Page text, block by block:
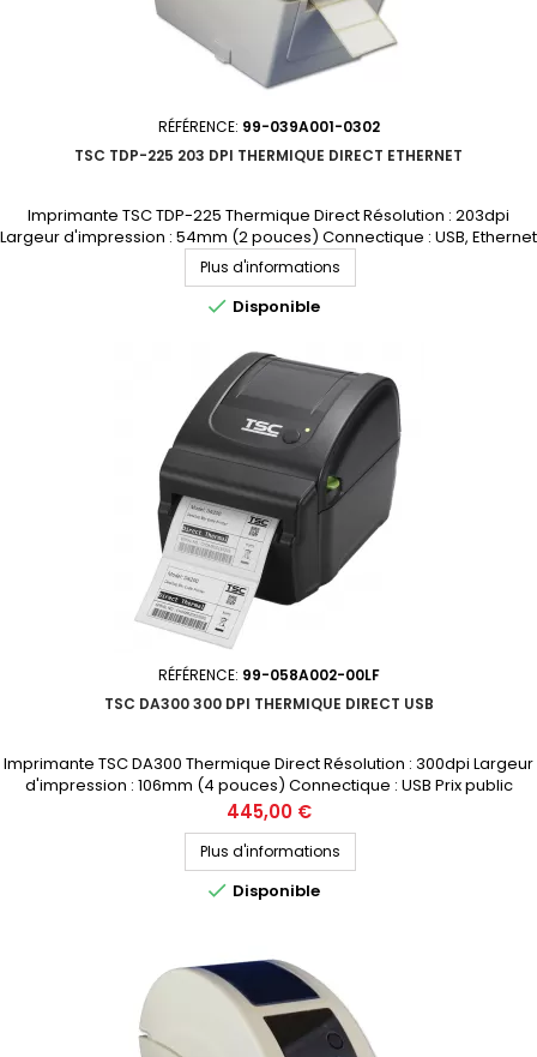
RÉFÉRENCE: 99-039A001-0302
TSC TDP-225 203 DPI THERMIQUE DIRECT ETHERNET
Imprimante TSC TDP-225 Thermique Direct Résolution : 203dpi
Largeur d'impression : 54mm (2 pouces) Connectique : USB, Ethernet
Demandez votre devis personnalisé
Plus d'informations
 Disponible
RÉFÉRENCE: 99-058A002-00LF
TSC DA300 300 DPI THERMIQUE DIRECT USB
Imprimante TSC DA300 Thermique Direct Résolution : 300dpi Largeur
d'impression : 106mm (4 pouces) Connectique : USB Prix public
(avant remise) : 445€ HT Demandez votre devis personnalisé
Prix
445,00 €
Plus d'informations
 Disponible